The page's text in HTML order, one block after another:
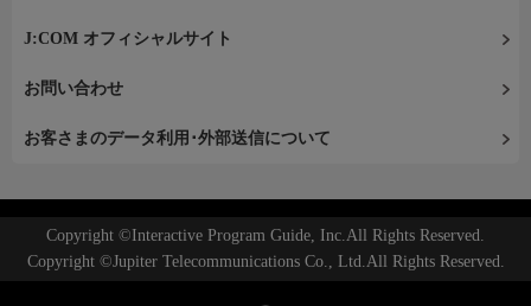
J:COM オフィシャルサイト
お問い合わせ
お客さまのデータ利用･外部送信について
Copyright ©Interactive Program Guide, Inc.All Rights Reserved.
Copyright ©Jupiter Telecommunications Co., Ltd.All Rights Reserved.